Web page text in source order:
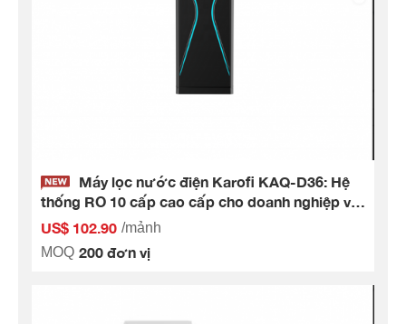
Máy lọc nước điện Karofi KAQ-D36: Hệ
thống RO 10 cấp cao cấp cho doanh nghiệp và
gia đình
US$ 102.90 /mảnh
MOQ 200 đơn vị